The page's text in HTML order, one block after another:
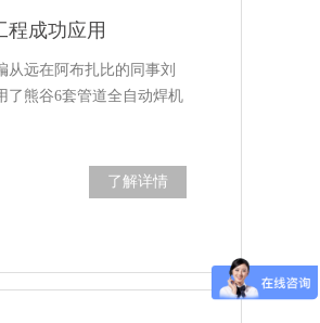
程成功应用
从远在阿布扎比的同事刘
了熊谷6套管道全自动焊机
了解详情